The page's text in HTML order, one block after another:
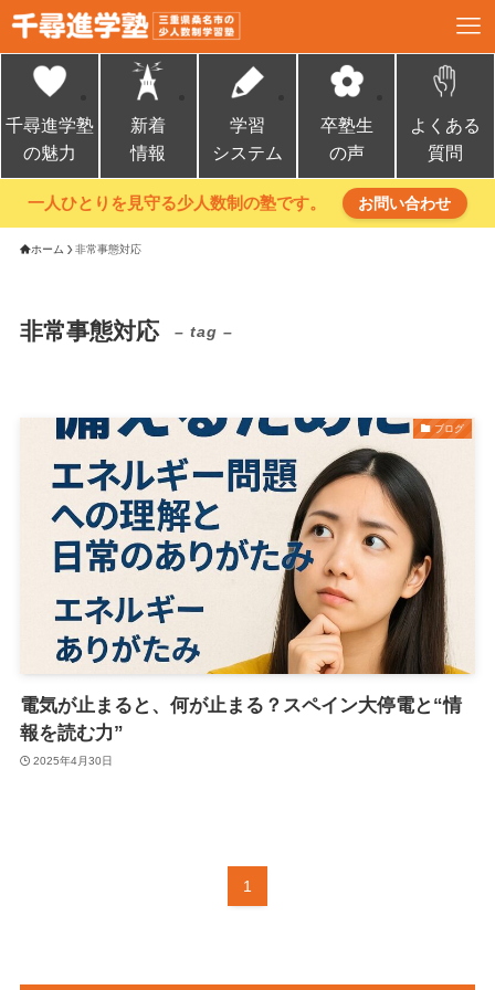
千尋進学塾
の魅力
新着
情報
学習
システム
卒塾生
の声
よくある
質問
一人ひとりを見守る少人数制の塾です。 お問い合わせ
ホーム 非常事態対応
非常事態対応 – tag –
ブログ
電気が止まると、何が止まる？スペイン大停電と“情
報を読む力”
2025年4月30日
1